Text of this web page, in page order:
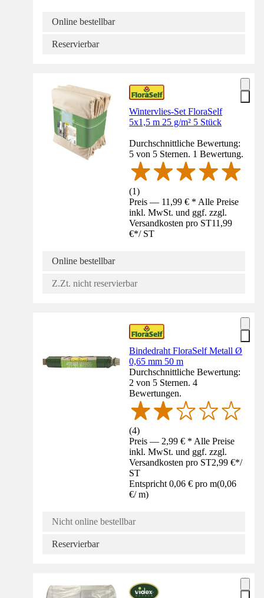
Online bestellbar
Reservierbar
Wintervlies-Set FloraSelf
5x1,5 m 25 g/m² 5 Stück
Durchschnittliche Bewertung:
5 von 5 Sternen. 1 Bewertung.
(1)
Preis — 11,99 € * Alle Preise
inkl. MwSt. und ggf. zzgl.
Versandkosten pro ST11,99
€*/ ST
Online bestellbar
Z.Zt. nicht reservierbar
Bindedraht FloraSelf Metall Ø
0,65 mm 50 m
Durchschnittliche Bewertung:
2 von 5 Sternen. 4
Bewertungen.
(4)
Preis — 2,99 € * Alle Preise
inkl. MwSt. und ggf. zzgl.
Versandkosten pro ST2,99 €*/
ST
Entspricht 0,06 € pro m(0,06
€/ m)
Nicht online bestellbar
Reservierbar